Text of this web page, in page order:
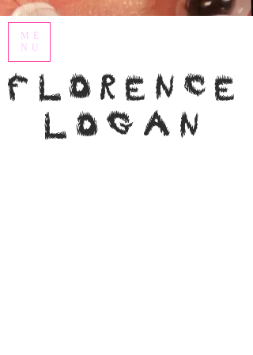
Florence
Logan
ME
NU